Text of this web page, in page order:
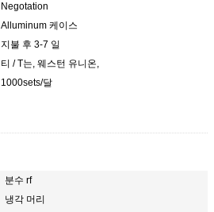
Negotation
Alluminum 케이스
지불 후 3-7 일
티 / T는, 웨스턴 유니온,
1000sets/달
분수 rf
냉각 머리